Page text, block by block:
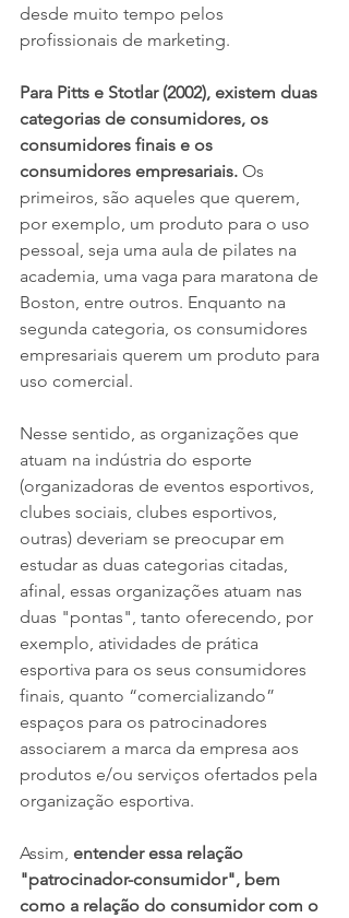
desde muito tempo pelos
profissionais de marketing.
Para Pitts e Stotlar (2002), existem duas
categorias de consumidores, os
consumidores finais e os
consumidores empresariais. Os
primeiros, são aqueles que querem,
por exemplo, um produto para o uso
pessoal, seja uma aula de pilates na
academia, uma vaga para maratona de
Boston, entre outros. Enquanto na
segunda categoria, os consumidores
empresariais querem um produto para
uso comercial.
Nesse sentido, as organizações que
atuam na indústria do esporte
(organizadoras de eventos esportivos,
clubes sociais, clubes esportivos,
outras) deveriam se preocupar em
estudar as duas categorias citadas,
afinal, essas organizações atuam nas
duas "pontas", tanto oferecendo, por
exemplo, atividades de prática
esportiva para os seus consumidores
finais, quanto “comercializando”
espaços para os patrocinadores
associarem a marca da empresa aos
produtos e/ou serviços ofertados pela
organização esportiva.
Assim, entender essa relação
"patrocinador-consumidor", bem
como a relação do consumidor com o